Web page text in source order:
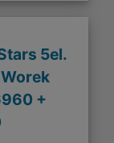
5el.
+